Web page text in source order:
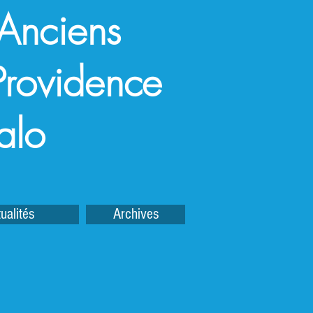
Archives